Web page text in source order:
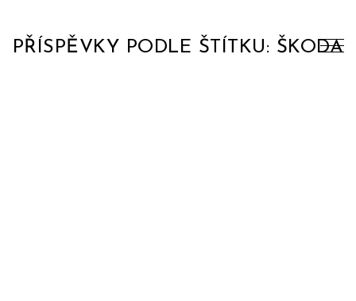
PŘÍSPĚVKY PODLE ŠTÍTKU: ŠKODA